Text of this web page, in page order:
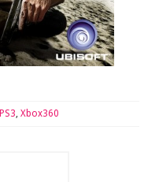
PS3, Xbox360